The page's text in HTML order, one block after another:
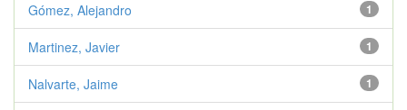
1
Gómez, Alejandro
1
Martinez, Javier
1
Nalvarte, Jaime